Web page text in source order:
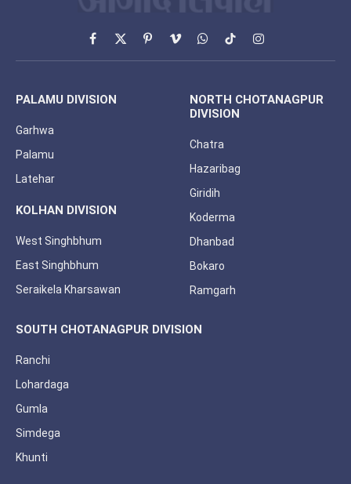
Facebook
X
(Twitter)
PinterestVimeoWhatsApp
TikTokInstagram
PALAMU DIVISION
Garhwa
Palamu
Latehar
KOLHAN DIVISION
West Singhbhum
East Singhbhum
Seraikela Kharsawan
NORTH CHOTANAGPUR
DIVISION
Chatra
Hazaribag
Giridih
Koderma
Dhanbad
Bokaro
Ramgarh
SOUTH CHOTANAGPUR DIVISION
Ranchi
Lohardaga
Gumla
Simdega
Khunti